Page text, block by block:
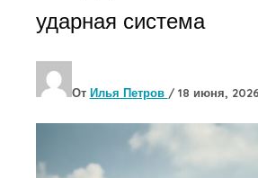
ударная система
От Илья Петров / 18 июня, 2026